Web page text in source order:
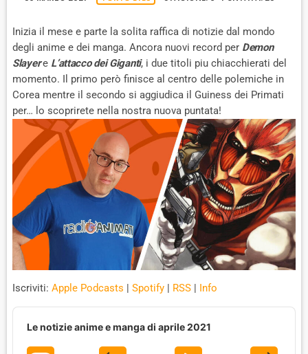
Inizia il mese e parte la solita raffica di notizie dal mondo
degli anime e dei manga. Ancora nuovi record per Demon
Slayere L’attacco dei Giganti, i due titoli piu chiacchierati del
momento. Il primo però finisce al centro delle polemiche in
Corea mentre il secondo si aggiudica il Guiness dei Primati
per… lo scoprirete nella nostra nuova puntata!
Iscriviti: Apple Podcasts | Spotify | RSS | Info
A
Le notizie anime e manga di aprile 2021